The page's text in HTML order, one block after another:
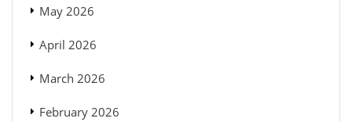
May 2026
April 2026
March 2026
February 2026